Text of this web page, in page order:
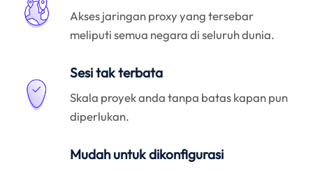
Akses jaringan proxy yang tersebar
meliputi semua negara di seluruh dunia.
Sesi tak terbata
Skala proyek anda tanpa batas kapan pun
diperlukan.
Mudah untuk dikonfigurasi